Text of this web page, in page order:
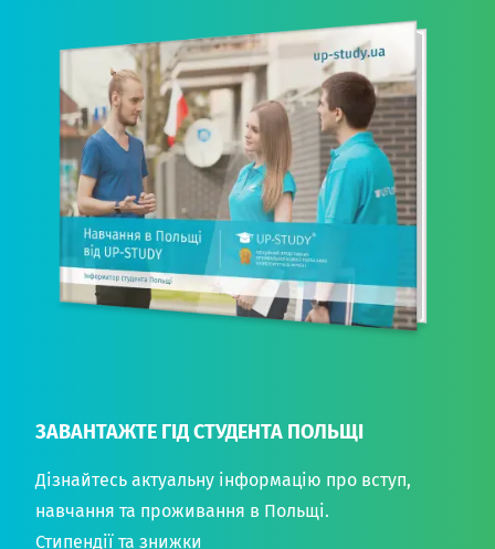
ЗАВАНТАЖТЕ ГІД СТУДЕНТА ПОЛЬЩІ
Дізнайтесь актуальну інформацію про вступ,
навчання та проживання в Польщі.
Стипендії та знижки